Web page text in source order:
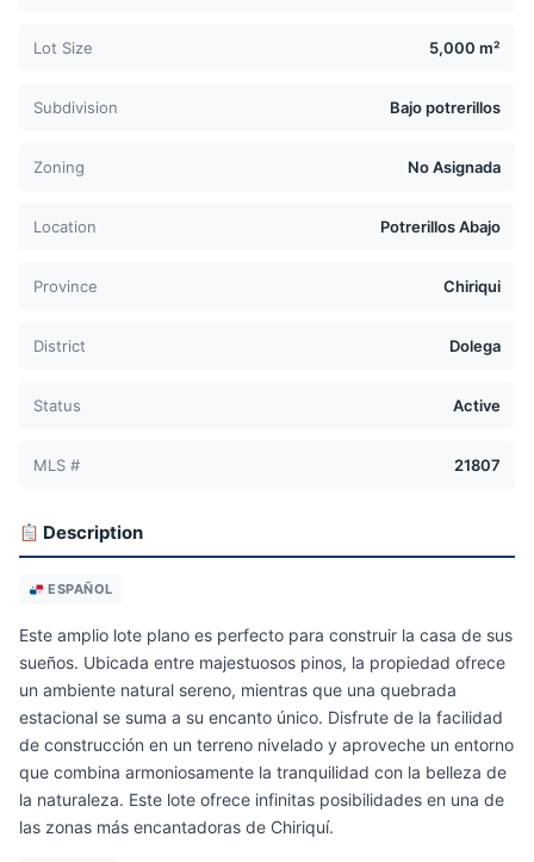
Lot Size 5,000 m²
Subdivision Bajo potrerillos
Zoning No Asignada
Location Potrerillos Abajo
Province Chiriqui
District Dolega
Status Active
MLS # 21807
Description
ESPAÑOL
Este amplio lote plano es perfecto para construir la casa de sus
sueños. Ubicada entre majestuosos pinos, la propiedad ofrece
un ambiente natural sereno, mientras que una quebrada
estacional se suma a su encanto único. Disfrute de la facilidad
de construcción en un terreno nivelado y aproveche un entorno
que combina armoniosamente la tranquilidad con la belleza de
la naturaleza. Este lote ofrece infinitas posibilidades en una de
las zonas más encantadoras de Chiriquí.